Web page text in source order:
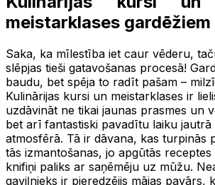
meistarklases gardēžiem
Saka, ka mīlestība iet caur vēderu,
slēpjas tieši gatavošanas procesā!
baudu, bet spēja to radīt pašam –
Kulinārijas kursi un meistarklases ir
uzdāvināt ne tikai jaunas prasmes un
bet arī fantastiski pavadītu laiku
atmosfērā. Tā ir dāvana, kas turpinās
tās izmantošanas, jo apgūtās
knifiņi paliks ar saņēmēju uz mūžu.
gaviļnieks ir pieredzējis mājas pavārs,